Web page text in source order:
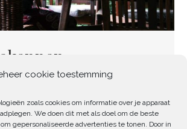
cookie toestemming
zoals cookies om informatie over je apparaat
We doen dit met als doel om de beste
gepersonaliseerde advertenties te tonen. Door in
tijd steeds meer hoe belangrijk
te zijn. Mijn business coach